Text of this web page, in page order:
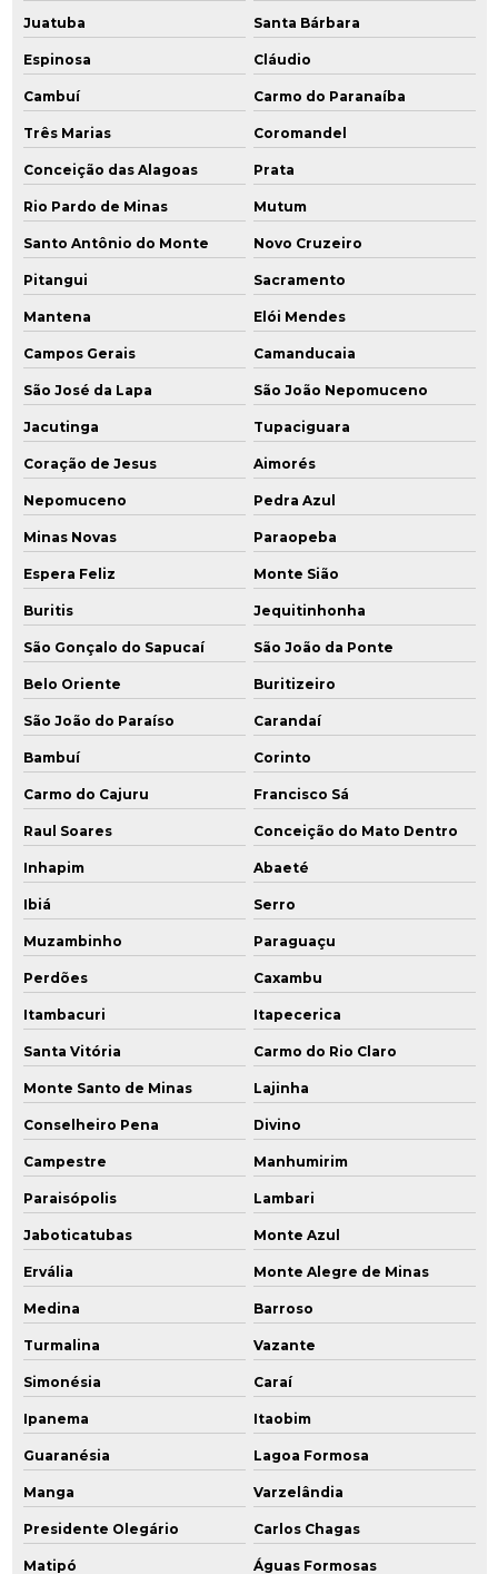
Sistema de gerenciamento ambiental
Sistema de remediação ex situ
Sistema de remediação mpe
Sondagens ambientais
Juatuba Santa Bárbara
Espinosa Cláudio
Cambuí Carmo do Paranaíba
Três Marias Coromandel
Conceição das Alagoas Prata
Rio Pardo de Minas Mutum
Santo Antônio do Monte Novo Cruzeiro
Pitangui Sacramento
Mantena Elói Mendes
Campos Gerais Camanducaia
São José da Lapa São João Nepomuceno
Jacutinga Tupaciguara
Coração de Jesus Aimorés
Nepomuceno Pedra Azul
Minas Novas Paraopeba
Espera Feliz Monte Sião
Buritis Jequitinhonha
São Gonçalo do Sapucaí São João da Ponte
Belo Oriente Buritizeiro
São João do Paraíso Carandaí
Bambuí Corinto
Carmo do Cajuru Francisco Sá
Raul Soares Conceição do Mato Dentro
Inhapim Abaeté
Ibiá Serro
Muzambinho Paraguaçu
Perdões Caxambu
Itambacuri Itapecerica
Santa Vitória Carmo do Rio Claro
Monte Santo de Minas Lajinha
Conselheiro Pena Divino
Campestre Manhumirim
Paraisópolis Lambari
Jaboticatubas Monte Azul
Ervália Monte Alegre de Minas
Medina Barroso
Turmalina Vazante
Simonésia Caraí
Ipanema Itaobim
Guaranésia Lagoa Formosa
Manga Varzelândia
Presidente Olegário Carlos Chagas
Matipó Águas Formosas